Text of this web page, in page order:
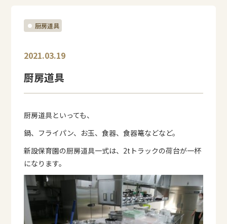
厨房道具
2021.03.19
厨房道具
厨房道具といっても、
鍋、フライパン、お玉、食器、食器篭などなど。
新設保育園の厨房道具一式は、2tトラックの荷台が一杯
になります。